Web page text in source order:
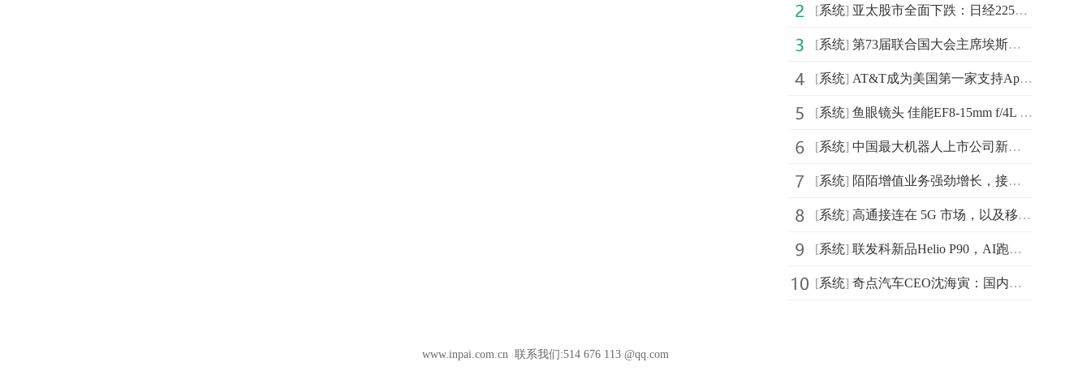
[系统] 亚太股市全面下跌：日经225指数跌1.3%
[系统] 第73届联合国大会主席埃斯皮诺萨4日宣布启动全球反塑料污
[系统] AT&T成为美国第一家支持Apple eSIM技术的运营商
[系统] 鱼眼镜头 佳能EF8-15mm f/4L 售价7799元
[系统] 中国最大机器人上市公司新松创始人曲道奎发表：《AI 赋
[系统] 陌陌增值业务强劲增长，接棒直播成新驱动
[系统] 高通接连在 5G 市场，以及移动芯片布局刷新市场的三观
[系统] 联发科新品Helio P90，AI跑分高但CPU及GPU性能未知
[系统] 奇点汽车CEO沈海寅：国内汽车行业迎来“奇点”
www.inpai.com.cn 联系我们:514 676 113 @qq.com